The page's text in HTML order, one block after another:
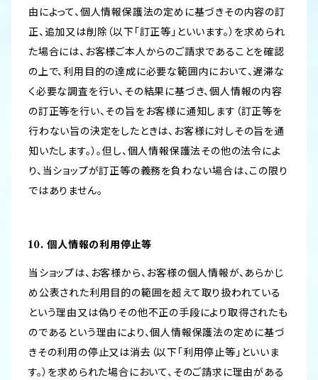
由によって、個人情報保護法の定めに基づきその内容の訂
正、追加又は削除（以下「訂正等」といいます。）を求められ
た場合には、お客様ご本人からのご請求であることを確認
の上で、利用目的の達成に必要な範囲内において、遅滞な
く必要な調査を行い、その結果に基づき、個人情報の内容
の訂正等を行い、その旨をお客様に通知します（訂正等を
行わない旨の決定をしたときは、お客様に対しその旨を通
知いたします。）。但し、個人情報保護法その他の法令によ
り、当ショップが訂正等の義務を負わない場合は、この限り
ではありません。
10. 個人情報の利用停止等
当ショップは、お客様から、お客様の個人情報が、あらかじ
め公表された利用目的の範囲を超えて取り扱われている
という理由又は偽りその他不正の手段により取得されたも
のであるという理由により、個人情報保護法の定めに基づ
きその利用の停止又は消去（以下「利用停止等」といいま
す。）を求められた場合において、そのご請求に理由がある